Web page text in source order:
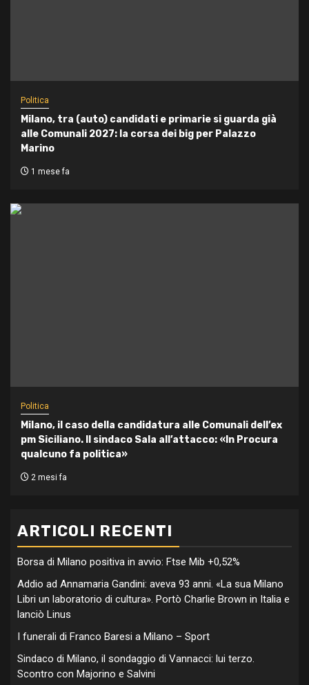
Politica
Milano, tra (auto) candidati e primarie si guarda già
alle Comunali 2027: la corsa dei big per Palazzo
Marino
1 mese fa
Politica
Milano, il caso della candidatura alle Comunali dell’ex
pm Siciliano. Il sindaco Sala all’attacco: «In Procura
qualcuno fa politica»
2 mesi fa
ARTICOLI RECENTI
Borsa di Milano positiva in avvio: Ftse Mib +0,52%
Addio ad Annamaria Gandini: aveva 93 anni. «La sua Milano
Libri un laboratorio di cultura». Portò Charlie Brown in Italia e
lanciò Linus
I funerali di Franco Baresi a Milano – Sport
Sindaco di Milano, il sondaggio di Vannacci: lui terzo.
Scontro con Majorino e Salvini